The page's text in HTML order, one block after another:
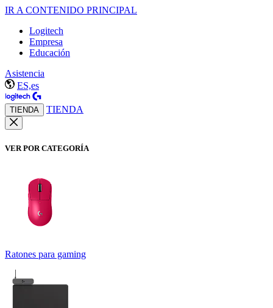
IR A CONTENIDO PRINCIPAL
Logitech
Empresa
Educación
Asistencia
ES,es
TIENDA TIENDA
VER POR CATEGORÍA
Ratones para gaming